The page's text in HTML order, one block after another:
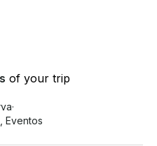
of your trip
·
Eventos